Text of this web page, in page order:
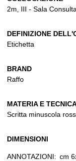
2m, III - Sala
DEFINIZIONE
Etichetta
BRAND
Raffo
MATERIA E
Scritta minuscola
DIMENSIONI
ANNOTAZIONI: cm